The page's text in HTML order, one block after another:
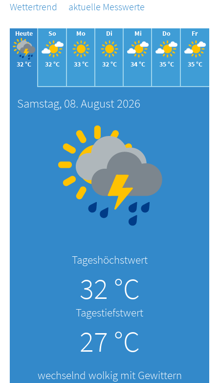
Wettertrend
aktuelle Messwerte
Heute
32 °C
So
32 °C
Mo
33 °C
Di
32 °C
Mi
34 °C
Do
35 °C
Fr
35 °C
Samstag, 08. August 2026
Tageshöchstwert
32 °C
Tagestiefstwert
27 °C
wechselnd wolkig mit Gewittern